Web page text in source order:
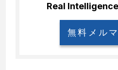
Real Intelligence
無料メル